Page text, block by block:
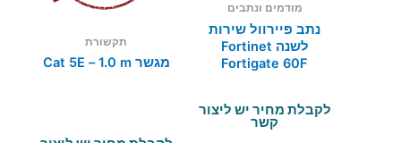
מודמים ונתבים
נתב פיירוול שירות
לשנה Fortinet
Fortigate 60F
לקבלת מחיר יש ליצור
קשר
תקשורת
מגשר Cat 5E – 1.0 m